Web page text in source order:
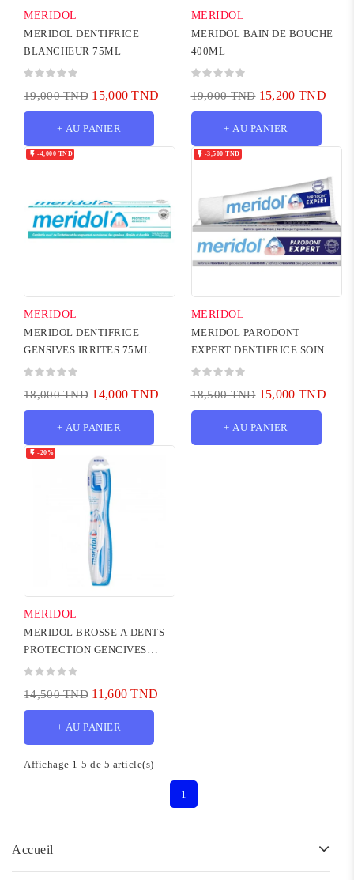
MERIDOL
MERIDOL DENTIFRICE
BLANCHEUR 75ML
19,000 TND 15,000 TND
+ AU PANIER
MERIDOL
MERIDOL BAIN DE BOUCHE
400ML
19,000 TND 15,200 TND
+ AU PANIER
 -4,000 TND
MERIDOL
MERIDOL DENTIFRICE
GENSIVES IRRITES 75ML
18,000 TND 14,000 TND
+ AU PANIER
 -3,500 TND
MERIDOL
MERIDOL PARODONT
EXPERT DENTIFRICE SOIN
GENCIVES 75ML
18,500 TND 15,000 TND
+ AU PANIER
 -20%
MERIDOL
MERIDOL BROSSE A DENTS
PROTECTION GENCIVES
MEDIUM
14,500 TND 11,600 TND
+ AU PANIER
Affichage 1-5 de 5 article(s)
1
Accueil